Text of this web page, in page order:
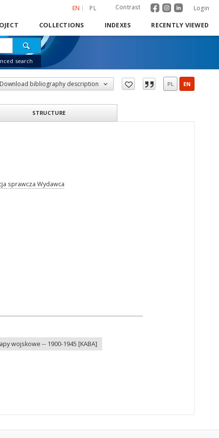
EN PL Contrast Login
COLLECTIONS INDEXES RECENTLY VIEWED
search
Download bibliography description PL EN
STRUCTURE
sprawcza Wydawca
wojskowe -- 1900-1945 [KABA]